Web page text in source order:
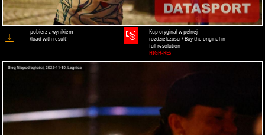
pobierz z wynikiem
(load with result)
Kup oryginał w pełnej
rozdzielczości / Buy the original in
full resolution
HIGH-RES